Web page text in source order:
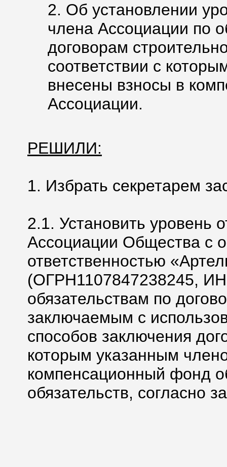
2. Об установлении
члена Ассоциации по
договорам
соответствии с
внесены взносы в
Ассоциации.
РЕШИЛИ:
1. Избрать секретарем
2.1. Установить уровень
Ассоциации Общества с
ответственностью
(ОГРН1107847238245,
обязательствам по
заключаемым с
способов заключения
которым указанным
компенсационный фонд
обязательств, согласно